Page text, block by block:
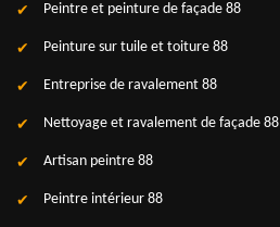
Peintre et peinture de façade 88
Peinture sur tuile et toiture 88
Entreprise de ravalement 88
Nettoyage et ravalement de façade 88
Artisan peintre 88
Peintre intérieur 88